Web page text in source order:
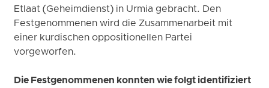
Etlaat (Geheimdienst) in Urmia gebracht. Den
Festgenommenen wird die Zusammenarbeit mit
einer kurdischen oppositionellen Partei
vorgeworfen.
Die Festgenommenen konnten wie folgt identifiziert